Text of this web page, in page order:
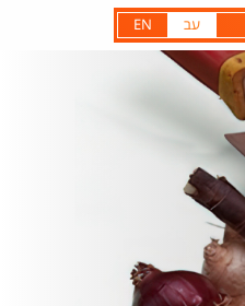
עב EN